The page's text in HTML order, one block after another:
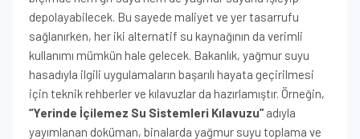
depolayabilecek. Bu sayede maliyet ve yer tasarrufu
sağlanırken, her iki alternatif su kaynağının da verimli
kullanımı mümkün hale gelecek. Bakanlık, yağmur suyu
hasadıyla ilgili uygulamaların başarılı hayata geçirilmesi
için teknik rehberler ve kılavuzlar da hazırlamıştır. Örneğin,
“Yerinde İçilemez Su Sistemleri Kılavuzu”adıyla
yayımlanan doküman, binalarda yağmur suyu toplama ve